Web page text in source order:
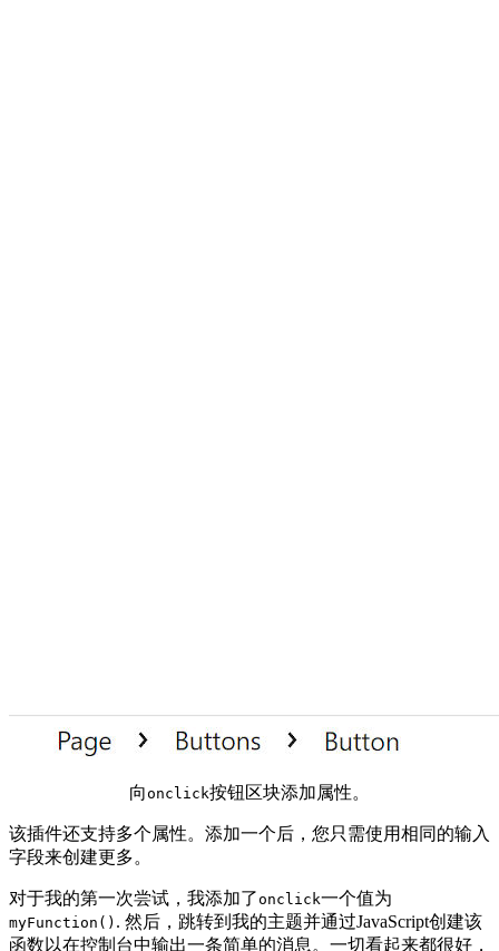
向onclick按钮区块添加属性。
该插件还支持多个属性。添加一个后，您只需使用相同的输入
字段来创建更多。
对于我的第一次尝试，我添加了onclick一个值为
myFunction() . 然后，跳转到我的主题并通过JavaScript创建该
函数以在控制台中输出一条简单的消息。一切看起来都很好，